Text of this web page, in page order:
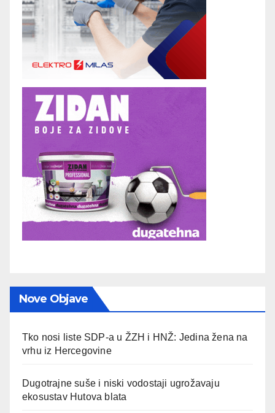
Nove Objave
Tko nosi liste SDP-a u ŽZH i HNŽ: Jedina žena na
vrhu iz Hercegovine
Dugotrajne suše i niski vodostaji ugrožavaju
ekosustav Hutova blata